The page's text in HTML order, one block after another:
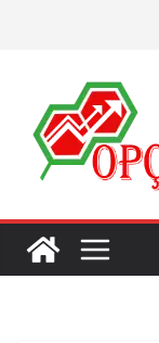
conteúdo